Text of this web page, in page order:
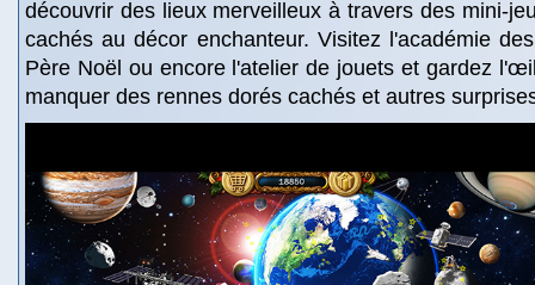
découvrir des lieux merveilleux à travers des mini-
cachés au décor enchanteur. Visitez l'académie
Père Noël ou encore l'atelier de jouets et gardez
manquer des rennes dorés cachés et autres